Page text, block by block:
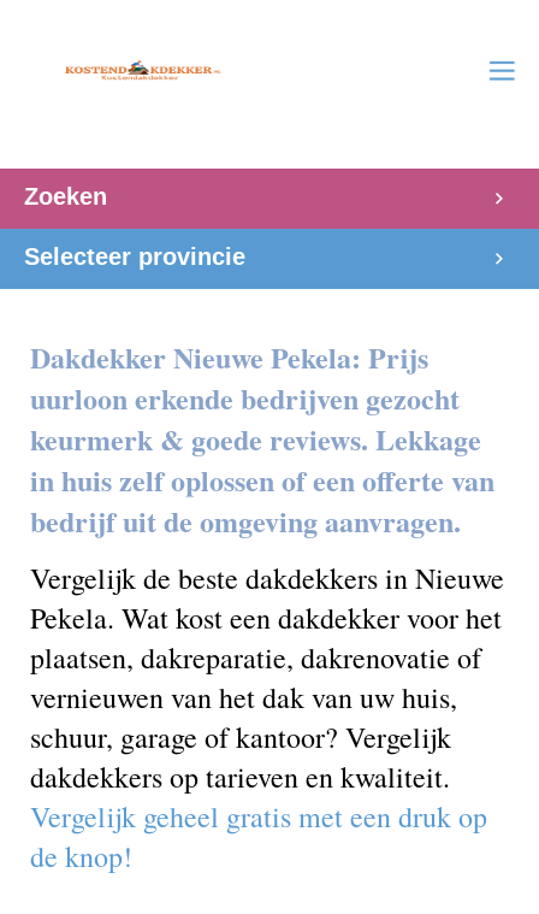
Zoeken
Selecteer provincie
Dakdekker Nieuwe Pekela: Prijs
uurloon erkende bedrijven gezocht
keurmerk & goede reviews. Lekkage
in huis zelf oplossen of een offerte van
bedrijf uit de omgeving aanvragen.
Vergelijk de beste dakdekkers in Nieuwe
Pekela. Wat kost een dakdekker voor het
plaatsen, dakreparatie, dakrenovatie of
vernieuwen van het dak van uw huis,
schuur, garage of kantoor? Vergelijk
dakdekkers op tarieven en kwaliteit.
Vergelijk geheel gratis met een druk op
de knop!